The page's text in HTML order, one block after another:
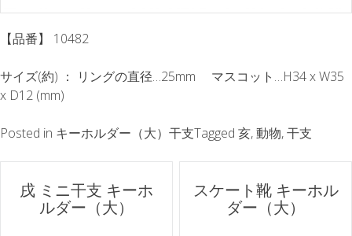
【品番】 10482
サイズ(約) ： リングの直径…25mm マスコット…H34 x W35
x D12 (mm)
Posted in キーホルダー（大）干支Tagged 亥,動物,干支
ポ戌 ミニ干支 キーホ
ルダー（大）
スケート靴 キーホル
ダー（大）